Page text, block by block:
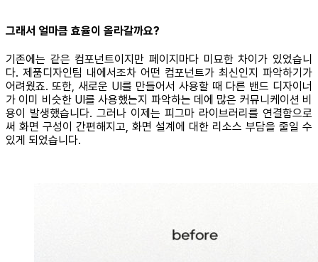
그래서 얼마큼 효율이 올라갈까요?
기존에는 같은 컴포넌트이지만 페이지마다 미묘한 차이가 있었습니
다. 제품디자인팀 내에서조차 어떤 컴포넌트가 최신인지 파악하기가
어려웠죠. 또한, 새로운 UI를 만들어서 사용할 때 다른 밴드 디자이너
가 이미 비슷한 UI를 사용했는지 파악하는 데에 많은 커뮤니케이션 비
용이 발생했습니다. 그러나 이제는 피그마 라이브러리를 연결함으로
써 화면 구성이 간편해지고, 화면 설계에 대한 리소스 부담을 줄일 수
있게 되었습니다.